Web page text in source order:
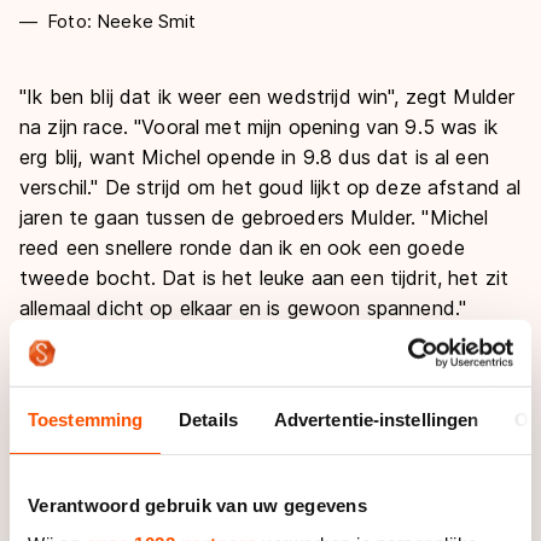
Toestemming Details Advertentie-instellingen
Verantwoord gebruik van uw gegevens
Foto: Neeke Smit
"Ik ben blij dat ik weer een wedstrijd win", zegt Mulder
na zijn race. "Vooral met mijn opening van 9.5 was ik
erg blij, want Michel opende in 9.8 dus dat is al een
verschil." De strijd om het goud lijkt op deze afstand al
jaren te gaan tussen de gebroeders Mulder. "Michel
reed een snellere ronde dan ik en ook een goede
tweede bocht. Dat is het leuke aan een tijdrit, het zit
allemaal dicht op elkaar en is gewoon spannend."
Mulder reed redelijk vroeg in het programma en had na
te wachten. "Dat weet je van tevoren, dus dat vind ik
niet zo erg", zegt hij. "Het is nog wel even kijken wat
was Mulder redelijk zeker van zijn zaak. "Daar zat ik